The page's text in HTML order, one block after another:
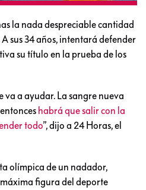
la nada despreciable cantidad
sus 34 años, intentará defender
su título en la prueba de los
va a ayudar. La sangre nueva
habrá que salir con la
todo”, dijo a 24 Horas, el
olímpica de un nadador,
figura del deporte